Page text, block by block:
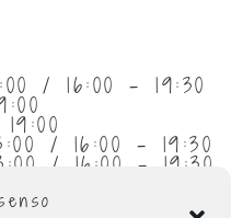
/ 16:00 - 19:30
/ 16:00 - 19:30
/ 16:00 - 19:30